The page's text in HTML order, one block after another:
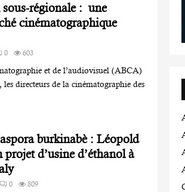
régionale : une
cinématographique
0 603
et de l’audiovisuel (ABCA)
directeurs de la cinématographie des
burkinabè : Léopold
d’usine d’éthanol à
0 809